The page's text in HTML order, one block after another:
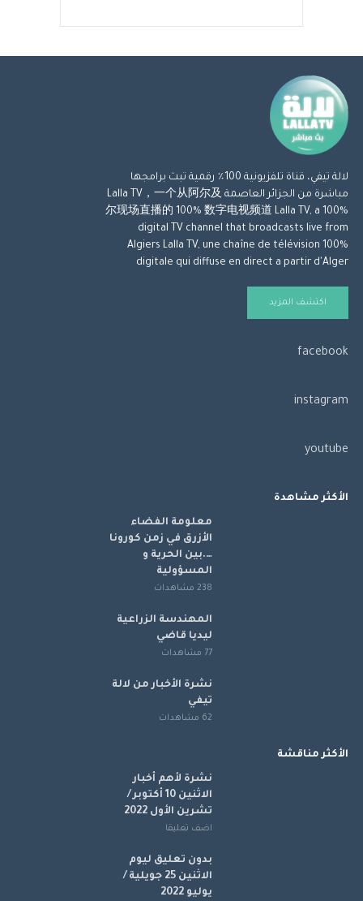
لالة تيفي، قناة تلفزيونية 100٪ رقمية تبث برامجها
مباشرة من الجزائر العاصمة Lalla TV，一个从阿尔及
尔现场直播的 100% 数字电视频道 Lalla TV, a 100%
digital TV channel that broadcasts live from
Algiers Lalla TV, une chaîne de télévision 100%
digitale qui diffuse en direct a partir d'Alger
اكتشف المزيد
facebook
instagram
youtube
الأكثر مشاهدة
معلومة الفضاء
الأزرق في زمن كورونا
….بين الحرية و
المسؤولية
238 مشاهدات
المهندسة الزراعية
ليديا قاضي
77 مشاهدات
نشرة الأخبار من لالة
تيفي
62 مشاهدات
الأكثر مناقشة
نشرة لأهم أخبار
الاثنين 10 أكتوبر /
تشرين الأول 2022
اضف تعليقا
بدون تعليق ليوم
الاثنين 25 جويلية /
يوليو 2022